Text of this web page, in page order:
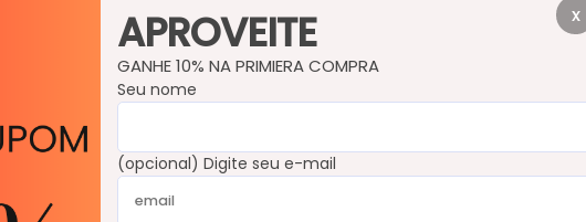
Av. Brasil, 84 loja 17 - Sta. Efigênia - Belo Horizonte / MG .
Horário de funcionamento: Seg. à Sex - 9h às 17h
x
APROVEITE
GANHE 10% NA PRIMIERA COMPRA
Seu nome
(opcional) Digite seu e-mail